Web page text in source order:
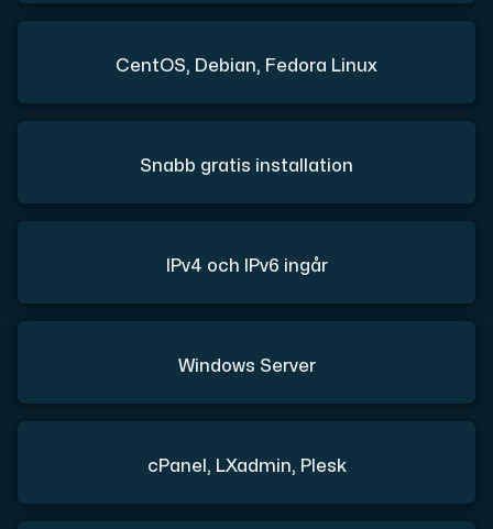
CentOS, Debian, Fedora Linux
Snabb gratis installation
IPv4 och IPv6 ingår
Windows Server
cPanel, LXadmin, Plesk